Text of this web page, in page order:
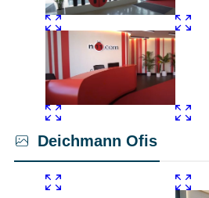
Deichmann Ofis